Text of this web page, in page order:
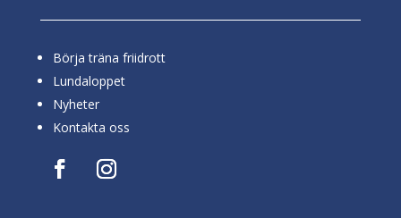
Börja träna friidrott
Lundaloppet
Nyheter
Kontakta oss